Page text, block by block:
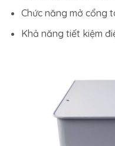
Chức năng mở cổng
Khả năng tiết kiệm